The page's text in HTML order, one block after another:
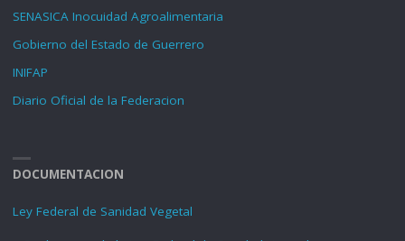
SENASICA Inocuidad Agroalimentaria
Gobierno del Estado de Guerrero
INIFAP
Diario Oficial de la Federacion
DOCUMENTACION
Ley Federal de Sanidad Vegetal